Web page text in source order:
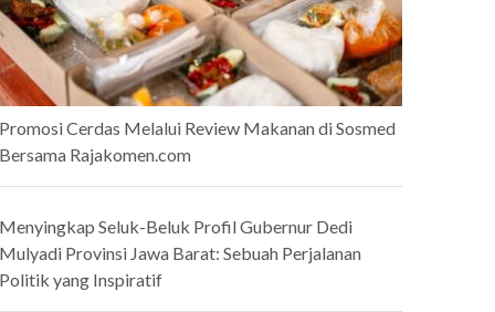
Cerdas Melalui Review Makanan di Sosmed
Rajakomen.com
Seluk-Beluk Profil Gubernur Dedi
Provinsi Jawa Barat: Sebuah Perjalanan
yang Inspiratif